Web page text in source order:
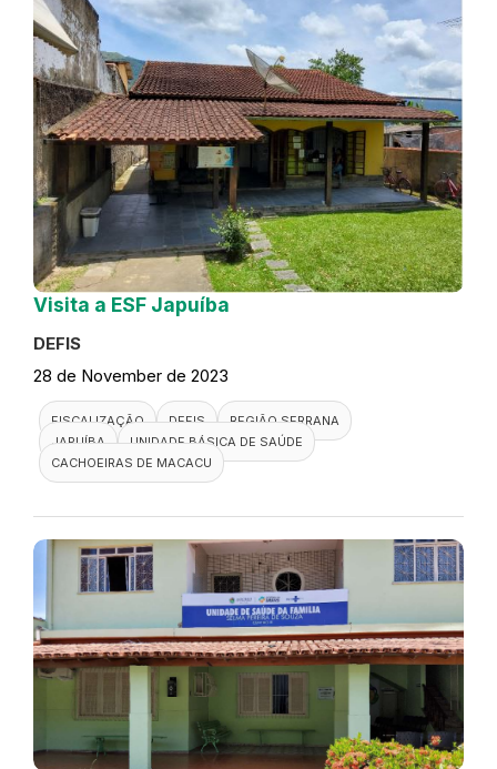
Visita a ESF Japuíba
DEFIS
28 de November de 2023
FISCALIZAÇÃO DEFIS
REGIÃO SERRANA
JAPUÍBA
UNIDADE BÁSICA DE SAÚDE
CACHOEIRAS DE MACACU